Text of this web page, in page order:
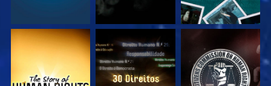
VEJA VEJA VEJA